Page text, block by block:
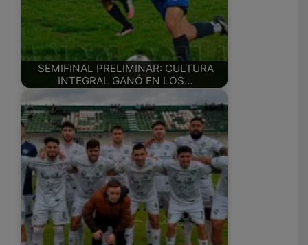
SEMIFINAL PRELIMINAR: CULTURA
INTEGRAL GANÓ EN LOS…